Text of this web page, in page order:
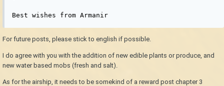
Best wishes from Armanir
For future posts, please stick to english if possible.
I do agree with you with the addition of new edible plants or produce, and
new water based mobs (fresh and salt).
As for the airship, it needs to be somekind of a reward post chapter 3